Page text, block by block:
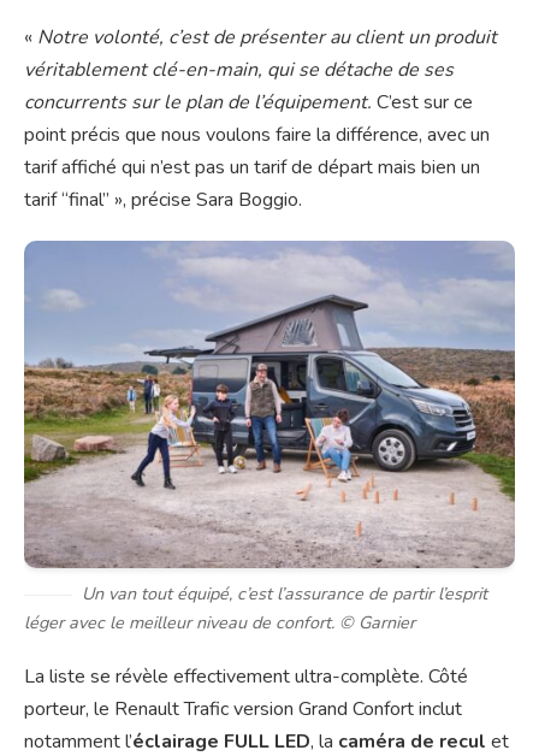
« Notre volonté, c’est de présenter au client un produit
véritablement clé-en-main, qui se détache de ses
concurrents sur le plan de l’équipement. C’est sur ce
point précis que nous voulons faire la différence, avec un
tarif affiché qui n’est pas un tarif de départ mais bien un
tarif “final” », précise Sara Boggio.
Un van tout équipé, c’est l’assurance de partir l’esprit
léger avec le meilleur niveau de confort. © Garnier
La liste se révèle effectivement ultra-complète. Côté
porteur, le Renault Trafic version Grand Confort inclut
notamment l’éclairage FULL LED, la caméra de recul et